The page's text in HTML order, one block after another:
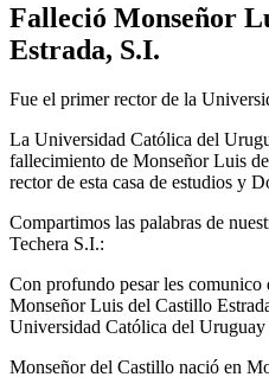
Falleció Monseñor
Estrada, S.I.
Fue el primer rector de la
La Universidad Católica del
fallecimiento de Monseñor Luis
rector de esta casa de estudios y
Compartimos las palabras de
Techera S.I.:
Con profundo pesar les comunico
Monseñor Luis del Castillo
Universidad Católica del
Monseñor del Castillo nació en